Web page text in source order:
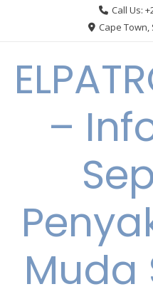
Call Us:
Cape
–
Muda